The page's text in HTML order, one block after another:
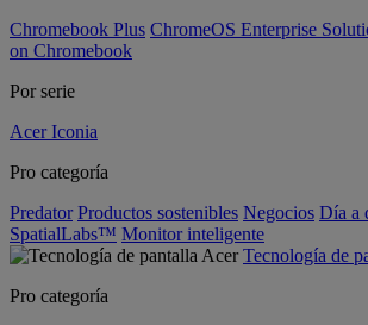
Chromebook Plus ChromeOS Enterprise
on Chromebook
Por serie
Acer Iconia
Pro categoría
Predator Productos sostenibles Negocios Día a
SpatialLabs™ Monitor inteligente
Tecnología de
Pro categoría